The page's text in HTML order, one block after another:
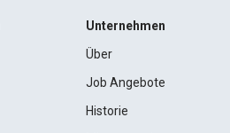
Unternehmen
Über
Job Angebote
Historie